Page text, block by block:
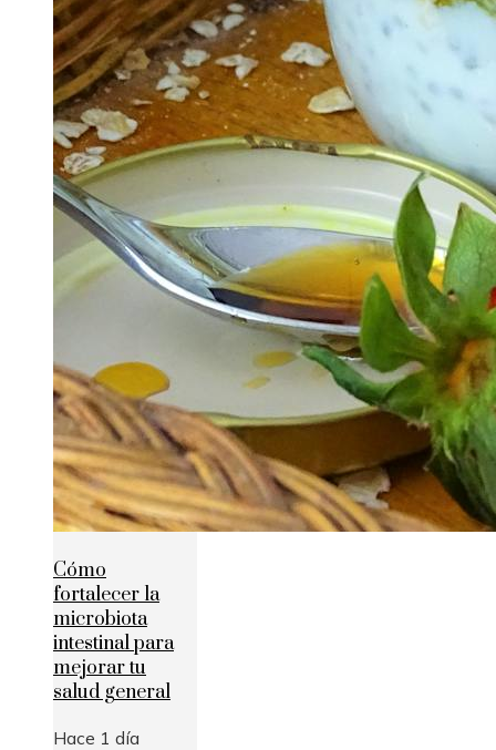
Cómo
fortalecer la
microbiota
intestinal para
mejorar tu
salud general
Hace 1 día